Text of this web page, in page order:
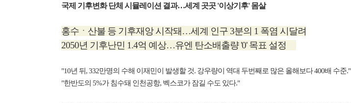
국제 기후변화 단체 시뮬레이션 결과…세계 곳곳 '이상기후' 몸살
홍수ㆍ산불 등 기후재앙 시작돼…세계 인구 3분의 1 폭염 시달려
2050년 기후난민 1.4억 예상…유엔 탄소배출량 '0' 목표 설정
"10년 뒤, 332만명의 수해 이재민이 발생할 것. 강우량이 역대 두번째로 많은 올해보다 400배 수준."
"한반도의 5%가 침수돼 인천공항, 벡스코가 잠길 수도 있다."